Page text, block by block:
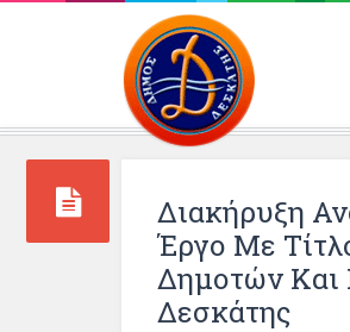
Διακήρυξη
Έργο Με
Δημοτών Και
Δεσκάτης